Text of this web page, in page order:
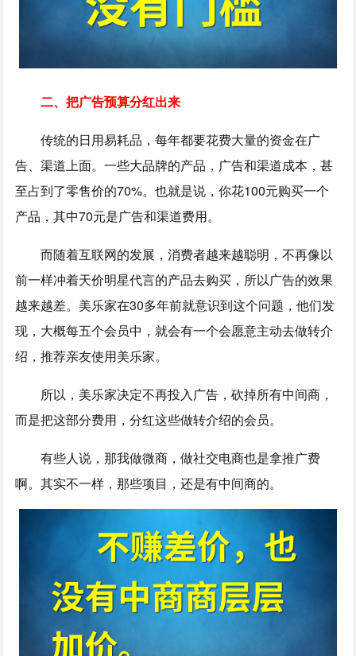
二、把广告预算分红出来
传统的日用易耗品，每年都要花费大量的资金在广
告、渠道上面。一些大品牌的产品，广告和渠道成本，甚
至占到了零售价的70%。也就是说，你花100元购买一个
产品，其中70元是广告和渠道费用。
而随着互联网的发展，消费者越来越聪明，不再像以
前一样冲着天价明星代言的产品去购买，所以广告的效果
越来越差。美乐家在30多年前就意识到这个问题，他们发
现，大概每五个会员中，就会有一个会愿意主动去做转介
绍，推荐亲友使用美乐家。
所以，美乐家决定不再投入广告，砍掉所有中间商，
而是把这部分费用，分红这些做转介绍的会员。
有些人说，那我做微商，做社交电商也是拿推广费
啊。其实不一样，那些项目，还是有中间商的。